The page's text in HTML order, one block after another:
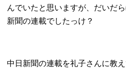
んでいたと思いますが、だいだ
新聞の連載でしたっけ？
中日新聞の連載を礼子さんに教